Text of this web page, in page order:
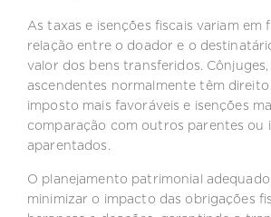
As taxas e isenções fiscais variam em
relação entre o doador e o
valor dos bens transferidos.
ascendentes normalmente têm direito
imposto mais favoráveis e isenções
comparação com outros parentes ou
aparentados.
O planejamento patrimonial
minimizar o impacto das obrigações